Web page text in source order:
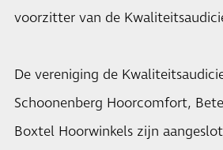
voorzitter van de
De vereniging de
Schoonenberg Hoorcomfort,
Boxtel Hoorwinkels zijn